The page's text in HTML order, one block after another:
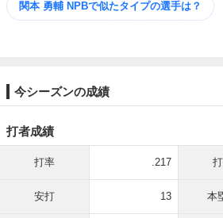
関本 勇輔 NPBで似たタイプの選手は？
今シーズンの成績
打者成績
打率 .217
安打 13 本